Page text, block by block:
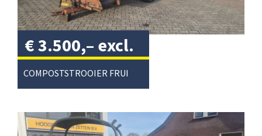
€3.500,– excl.
btw/